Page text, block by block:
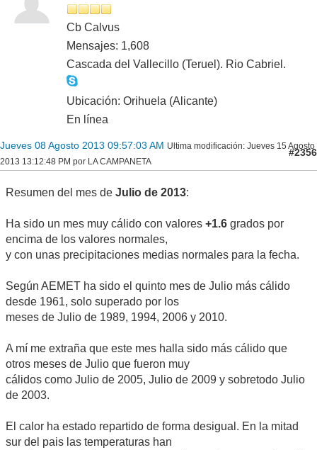
Cb Calvus
Mensajes: 1,608
Cascada del Vallecillo (Teruel). Rio Cabriel.
Ubicación: Orihuela (Alicante)
En línea
Jueves 08 Agosto 2013 09:57:03 AM Ultima modificación: Jueves 15 Agosto
2013 13:12:48 PM por LA CAMPANETA
#2356
Resumen del mes de Julio de 2013:
Ha sido un mes muy cálido con valores +1.6 grados por
encima de los valores normales,
y con unas precipitaciones medias normales para la fecha.
Según AEMET ha sido el quinto mes de Julio más cálido
desde 1961, solo superado por los
meses de Julio de 1989, 1994, 2006 y 2010.
A mí me extraña que este mes halla sido más cálido que
otros meses de Julio que fueron muy
cálidos como Julio de 2005, Julio de 2009 y sobretodo Julio
de 2003.
El calor ha estado repartido de forma desigual. En la mitad
sur del pais las temperaturas han